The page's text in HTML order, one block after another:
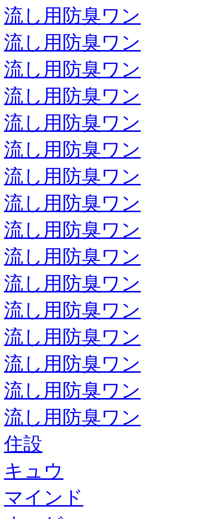
流し用防臭ワン
流し用防臭ワン
流し用防臭ワン
流し用防臭ワン
流し用防臭ワン
流し用防臭ワン
流し用防臭ワン
流し用防臭ワン
流し用防臭ワン
流し用防臭ワン
流し用防臭ワン
流し用防臭ワン
流し用防臭ワン
流し用防臭ワン
流し用防臭ワン
流し用防臭ワン
住設
キュウ
マインド